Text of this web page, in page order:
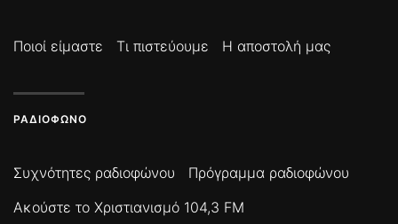
Ποιοί είμαστε Τι πιστεύουμε Η αποστολή μας
ΡΑΔΙΌΦΩΝΟ
Συχνότητες ραδιοφώνου
Πρόγραμμα ραδιοφώνου
Ακούστε το Χριστιανισμό 104,3 FM